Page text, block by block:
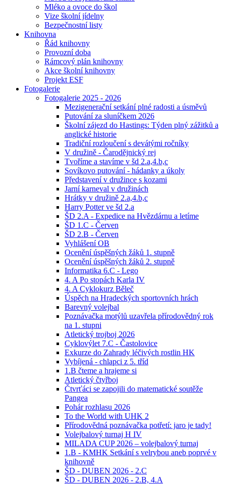
Mléko a ovoce do škol
Vize školní jídelny
Bezpečnostní listy
Knihovna
Řád knihovny
Provozní doba
Rámcový plán knihovny
Akce školní knihovny
Projekt ESF
Fotogalerie
Fotogalerie 2025 - 2026
Mezigenerační setkání plné radosti a úsměvů
Putování za sluníčkem 2026
Školní zájezd do Hastings: Týden plný zážitků a
anglické historie
Tradiční rozloučení s devátými ročníky
V družině - Čarodějnický rej
Tvoříme a stavíme v šd 2.a,4.b,c
Sovíkovo putování - hádanky a úkoly
Představení v družince s kozami
Jarní karneval v družinách
Hrátky v družině 2.a,4.b,c
Harry Potter ve šd 2.a
ŠD 2.A - Expedice na Hvězdárnu a letíme
ŠD 1.C - Červen
ŠD 2.B - Červen
Vyhlášení OB
Ocenění úspěšných žáků 1. stupně
Ocenění úspěšných žáků 2. stupně
Informatika 6.C - Lego
4. A Po stopách Karla IV
4. A Cyklokurz Běleč
Úspěch na Hradeckých sportovních hrách
Barevný volejbal
Poznávačka motýlů uzavřela přírodovědný rok
na 1. stupni
Atletický trojboj 2026
Cyklovýlet 7.C - Častolovice
Exkurze do Zahrady léčivých rostlin HK
Vybíjená - chlapci z 5. tříd
1.B čteme a hrajeme si
Atletický čtyřboj
Čtvrťáci se zapojili do matematické soutěže
Pangea
Pohár rozhlasu 2026
To the World with UHK 2
Přírodovědná poznávačka potřetí: jaro je tady!
Volejbalový turnaj H IV
MILADA CUP 2026 – volejbalový turnaj
1.B - KMHK Setkání s velrybou aneb poprvé v
knihovně
ŠD - DUBEN 2026 - 2.C
ŠD - DUBEN 2026 - 2.B, 4.A